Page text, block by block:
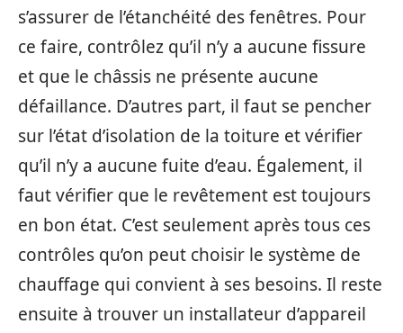
s’assurer de l’étanchéité des fenêtres. Pour
ce faire, contrôlez qu’il n’y a aucune fissure
et que le châssis ne présente aucune
défaillance. D’autres part, il faut se pencher
sur l’état d’isolation de la toiture et vérifier
qu’il n’y a aucune fuite d’eau. Également, il
faut vérifier que le revêtement est toujours
en bon état. C’est seulement après tous ces
contrôles qu’on peut choisir le système de
chauffage qui convient à ses besoins. Il reste
ensuite à trouver un installateur d’appareil